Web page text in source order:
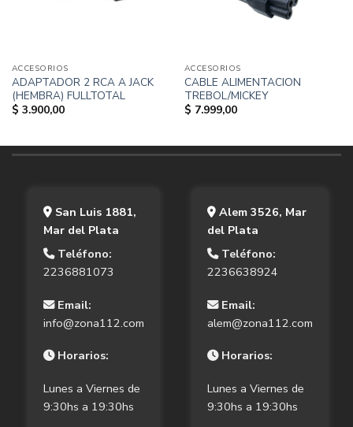
ACCESORIOS
ADAPTADOR 2 RCA A JACK
(HEMBRA) FULLTOTAL
$ 3.900,00
ACCESORIOS
CABLE ALIMENTACION
TREBOL/MICKEY
$ 7.999,00
San Luis 1881,
Mar del Plata
Teléfono:
2236881073
Email:
info@zona112.com
Horarios:
Lunes a Viernes de
9:30hs a 19:30hs
Alem 3526, Mar
del Plata
Teléfono:
2236638924
Email:
alem@zona112.com
Horarios:
Lunes a Viernes de
9:30hs a 19:30hs